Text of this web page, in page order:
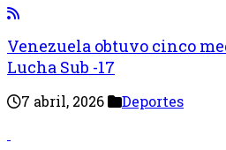
Venezuela obtuvo cinco
Lucha Sub -17
7 abril, 2026 Deportes